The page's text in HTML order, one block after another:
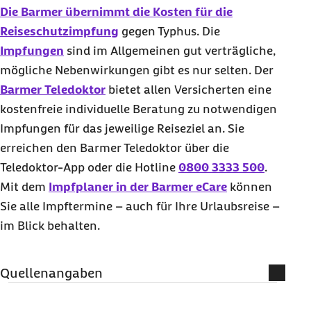
Die Barmer übernimmt die Kosten für die
Reiseschutzimpfung gegen Typhus. Die
Impfungen sind im Allgemeinen gut verträgliche,
mögliche Nebenwirkungen gibt es nur selten. Der
Barmer Teledoktor bietet allen Versicherten eine
kostenfreie individuelle Beratung zu notwendigen
Impfungen für das jeweilige Reiseziel an. Sie
erreichen den Barmer Teledoktor über die
Teledoktor-App oder die Hotline 0800 3333 500.
Mit dem Impfplaner in der Barmer eCare können
Sie alle Impftermine – auch für Ihre Urlaubsreise –
im Blick behalten.
Quellenangaben